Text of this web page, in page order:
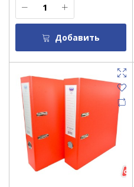
Добавить